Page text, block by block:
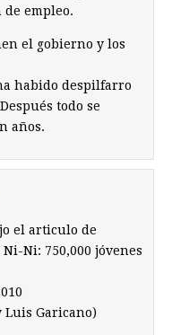
empleo.
el gobierno y los
habido despilfarro
todo se
años.
el articulo de
Ni: 750,000 jóvenes
Luis Garicano)